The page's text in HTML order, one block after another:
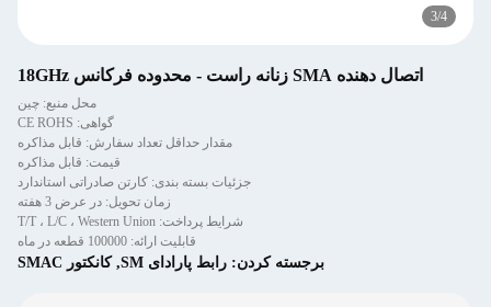
3/4
اتصال دهنده SMA زنانه راست - محدوده فرکانس 18GHz
محل منبع: چین
گواهی: CE ROHS
مقدار حداقل تعداد سفارش: قابل مذاکره
قیمت: قابل مذاکره
جزئیات بسته بندی: کارتن صادراتی استاندارد
زمان تحویل: در عرض 3 هفته
شرایط پرداخت: T/T ، L/C ، Western Union
قابلیت ارائه: 100000 قطعه در ماه
برجسته کردن: رابط پارادای SM ,کانکتور SMAC